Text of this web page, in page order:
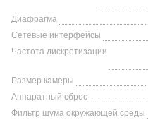
Диафрагма
Сетевые интерфейсы
Частота дискретизации
Размер камеры
Аппаратный сброс
Фильтр шума окружающей среды